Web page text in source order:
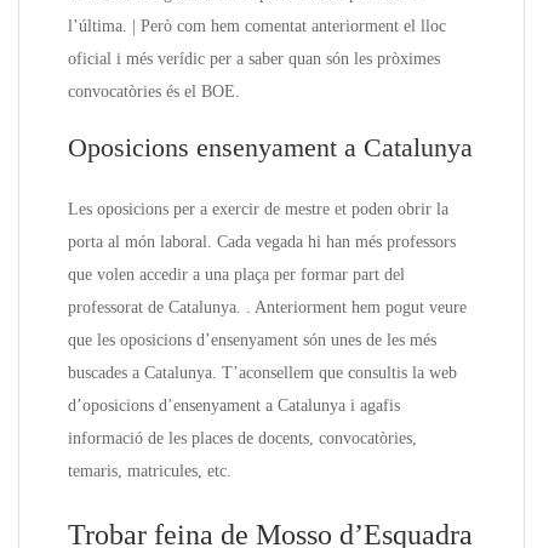
l’última. | Però com hem comentat anteriorment el lloc
oficial i més verídic per a saber quan són les pròximes
convocatòries és el BOE.
Oposicions ensenyament a Catalunya
Les oposicions per a exercir de mestre et poden obrir la
porta al món laboral. Cada vegada hi han més professors
que volen accedir a una plaça per formar part del
professorat de Catalunya. . Anteriorment hem pogut veure
que les oposicions d’ensenyament són unes de les més
buscades a Catalunya. T’aconsellem que consultis la web
d’oposicions d’ensenyament a Catalunya i agafis
informació de les places de docents, convocatòries,
temaris, matricules, etc.
Trobar feina de Mosso d’Esquadra